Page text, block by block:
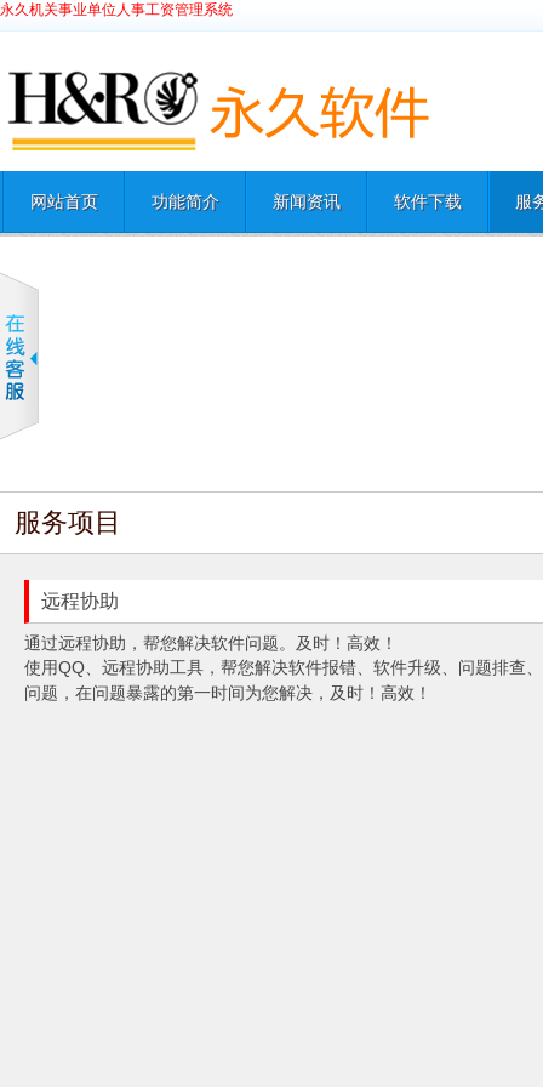
永久机关事业单位人事工资管理系统
网站首页 功能简介 新闻资讯 软件下载 服
服务项目
远程协助
通过远程协助，帮您解决软件问题。及时！高效！
使用QQ、远程协助工具，帮您解决软件报错、软件升级、问题排查
问题，在问题暴露的第一时间为您解决，及时！高效！